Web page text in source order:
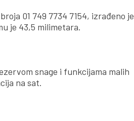
01 749 7734 7154, izrađeno je
je 43,5 milimetara.
snage i funkcijama malih
na sat.